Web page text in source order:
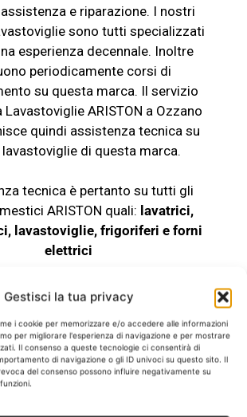
Gestisci la tua privacy
i cookie per memorizzare e/o accedere alle informazioni
per migliorare l'esperienza di navigazione e per mostrare
Il consenso a queste tecnologie ci consentirà di
di navigazione o gli ID univoci su questo sito. Il
del consenso possono influire negativamente su
e riparazione. I nostri
sono tutti specializzati
esperienza decennale. Inoltre
periodicamente corsi di
su questa marca. Il servizio
ARISTON a Ozzano
quindi assistenza tecnica su
lavastoviglie di questa marca.
tecnica è pertanto su tutti gli
ARISTON quali: lavatrici,
lavastoviglie, frigoriferi e forni
elettrici
il servizio
Lavastoviglie
Ozzano Emilia di
fiducia